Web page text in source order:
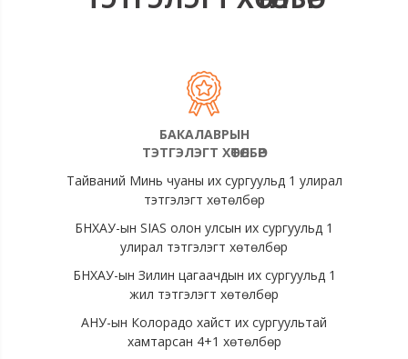
БАКАЛАВРЫН
ТЭТГЭЛЭГТ ХӨТӨЛБӨР
Тайваний Минь чуаны их сургуульд 1 улирал
тэтгэлэгт хөтөлбөр
БНХАУ-ын SIAS олон улсын их сургуульд 1
улирал тэтгэлэгт хөтөлбөр
БНХАУ-ын Зилин цагаачдын их сургуульд 1
жил тэтгэлэгт хөтөлбөр
АНУ-ын Колорадо хайст их сургуультай
хамтарсан 4+1 хөтөлбөр